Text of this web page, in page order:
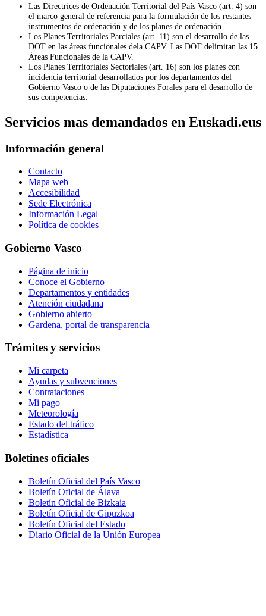
Las Directrices de Ordenación Territorial del País Vasco (art. 4) son
el marco general de referencia para la formulación de los restantes
instrumentos de ordenación y de los planes de ordenación.
Los Planes Territoriales Parciales (art. 11) son el desarrollo de las
DOT en las áreas funcionales dela CAPV. Las DOT delimitan las 15
Áreas Funcionales de la CAPV.
Los Planes Territoriales Sectoriales (art. 16) son los planes con
incidencia territorial desarrollados por los departamentos del
Gobierno Vasco o de las Diputaciones Forales para el desarrollo de
sus competencias.
Servicios mas demandados en Euskadi.eus
Información general
Contacto
Mapa web
Accesibilidad
Sede Electrónica
Información Legal
Política de cookies
Gobierno Vasco
Página de inicio
Conoce el Gobierno
Departamentos y entidades
Atención ciudadana
Gobierno abierto
Gardena, portal de transparencia
Trámites y servicios
Mi carpeta
Ayudas y subvenciones
Contrataciones
Mi pago
Meteorología
Estado del tráfico
Estadística
Boletines oficiales
Boletín Oficial del País Vasco
Boletín Oficial de Álava
Boletín Oficial de Bizkaia
Boletín Oficial de Gipuzkoa
Boletín Oficial del Estado
Diario Oficial de la Unión Europea